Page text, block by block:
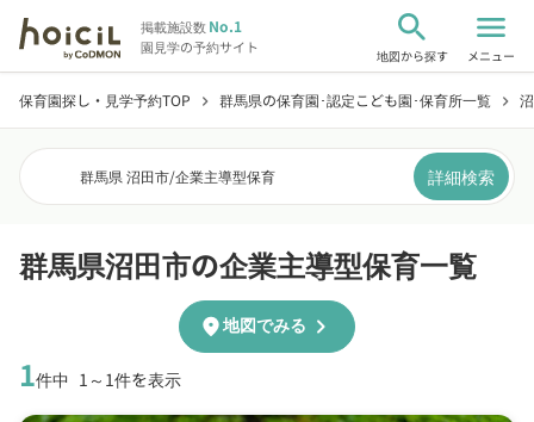
掲載施設数No.1
園見学の予約サイト
search
地図から探す
menu
メニュー
保育園探し・見学予約TOP chevron_right 群馬県の保育園･認定こども園･保育所一覧 chevron_right
群馬県 沼田市/企業主導型保育 詳細検索
群馬県沼田市の企業主導型保育一覧
1件中 1～1件を表示
location_on地図でみる chevron_right